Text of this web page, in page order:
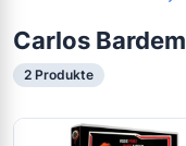
Carlos Bardem
2 Produkte